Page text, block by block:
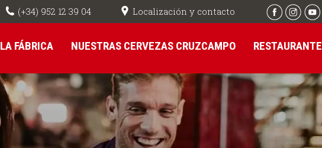
(+34) 952 12 39 04 Localización y contacto
LA FÁBRICA NUESTRAS CERVEZAS CRUZCAMPO RESTAURANTE